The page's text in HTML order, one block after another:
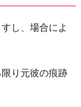
し、場合によ
り元彼の痕跡